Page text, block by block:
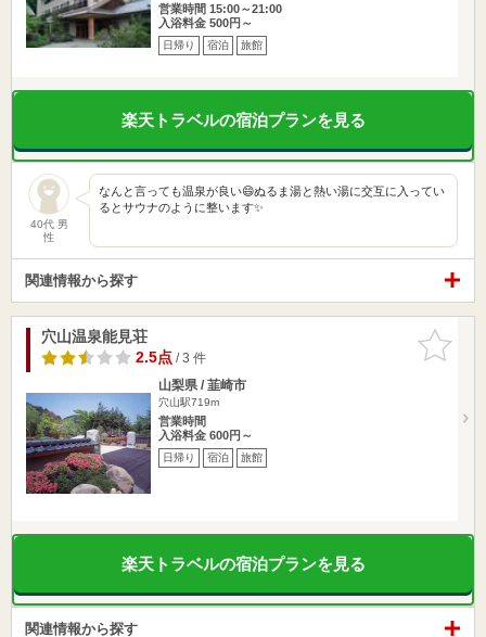
営業時間 15:00～21:00
入浴料金 500円～
日帰り 宿泊 旅館
楽天トラベルの宿泊プランを見る
40代 男
性
なんと言っても温泉が良い😄ぬるま湯と熱い湯に交互に入ってい
るとサウナのように整います✨
関連情報から探す
お気に入
りに追加
穴山温泉能見荘
2.5点/ 3 件
山梨県 / 韮崎市
穴山駅719m
営業時間
入浴料金 600円～
日帰り 宿泊 旅館
楽天トラベルの宿泊プランを見る
関連情報から探す